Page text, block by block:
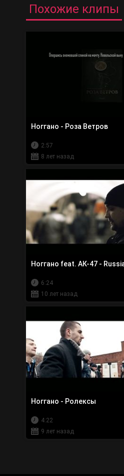
Похожие клипы
Ноггано - Роза Ветров
2:57
8 лет назад
Ноггано feat. АК-47 -
6:24
10 лет назад
Ноггано - Ролексы
4:22
9 лет назад